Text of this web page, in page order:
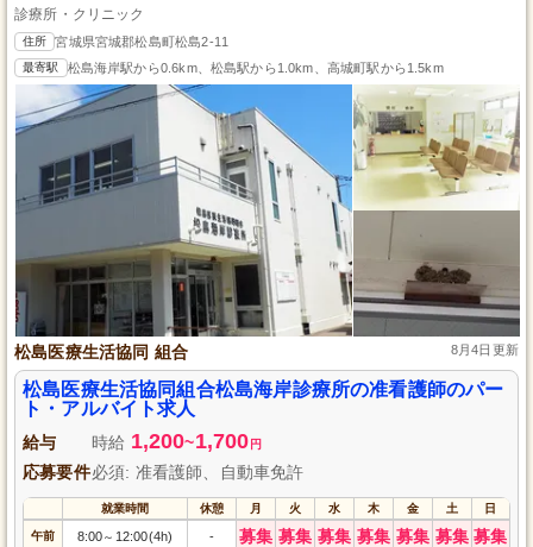
診療所・クリニック
住所 宮城県宮城郡松島町松島2-11
最寄駅 松島海岸駅から0.6km、松島駅から1.0km、高城町駅から1.5km
松島医療生活協同 組合 8月4日更新
松島医療生活協同組合松島海岸診療所の准看護師のパー
ト・アルバイト求人
給与 時給 1,200~1,700 円
応募要件必須: 准看護師、自動車免許
就業時間 休憩 月 火 水 木 金 土 日
午前 8:00～ 12:00(4h) - 募集 募集 募集 募集 募集 募集 募集